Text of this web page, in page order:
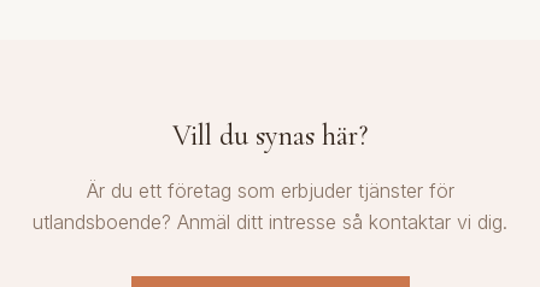
Vill du synas här?
Är du ett företag som erbjuder tjänster för
utlandsboende? Anmäl ditt intresse så kontaktar vi dig.